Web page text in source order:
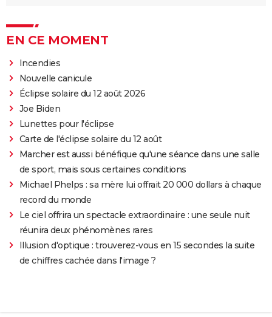
EN CE MOMENT
Incendies
Nouvelle canicule
Éclipse solaire du 12 août 2026
Joe Biden
Lunettes pour l'éclipse
Carte de l'éclipse solaire du 12 août
Marcher est aussi bénéfique qu'une séance dans une salle
de sport, mais sous certaines conditions
Michael Phelps : sa mère lui offrait 20 000 dollars à chaque
record du monde
Le ciel offrira un spectacle extraordinaire : une seule nuit
réunira deux phénomènes rares
Illusion d'optique : trouverez-vous en 15 secondes la suite
de chiffres cachée dans l'image ?